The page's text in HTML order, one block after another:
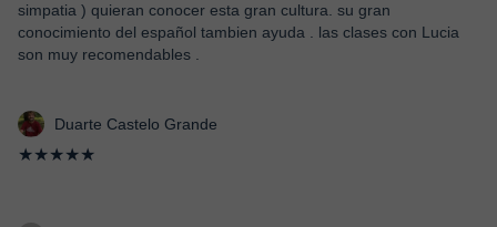
simpatia ) quieran conocer esta gran cultura. su gran
conocimiento del español tambien ayuda . las clases con Lucia
son muy recomendables .
Duarte Castelo Grande
★★★★★